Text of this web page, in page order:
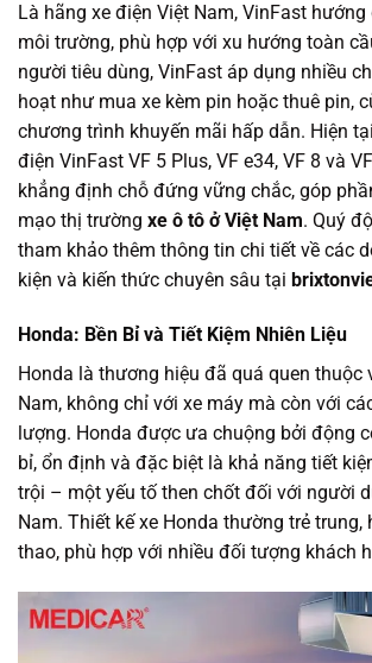
Là hãng xe điện Việt Nam, VinFast
môi trường, phù hợp với xu hướng toàn
người tiêu dùng, VinFast áp dụng nhiều
hoạt như mua xe kèm pin hoặc thuê pin,
chương trình khuyến mãi hấp dẫn. Hiện
điện VinFast VF 5 Plus, VF e34, VF 8 và
khẳng định chỗ đứng vững chắc, góp
mạo thị trường xe ô tô ở Việt Nam. Quý
tham khảo thêm thông tin chi tiết về các
kiện và kiến thức chuyên sâu tại
Honda: Bền Bỉ và Tiết Kiệm Nhiên Liệu
Honda là thương hiệu đã quá quen thuộc
Nam, không chỉ với xe máy mà còn với
lượng. Honda được ưa chuộng bởi động
bỉ, ổn định và đặc biệt là khả năng tiết
trội – một yếu tố then chốt đối với người
Nam. Thiết kế xe Honda thường trẻ trung,
thao, phù hợp với nhiều đối tượng khách